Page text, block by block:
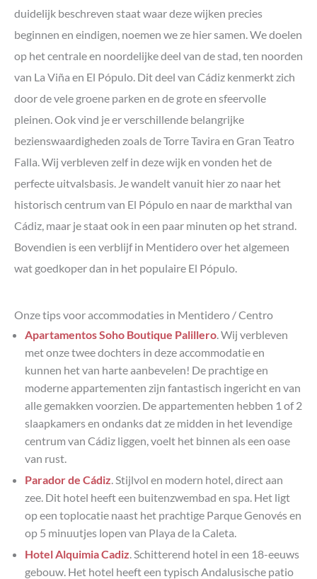
duidelijk beschreven staat waar deze wijken precies
beginnen en eindigen, noemen we ze hier samen. We doelen
op het centrale en noordelijke deel van de stad, ten noorden
van La Viña en El Pópulo. Dit deel van Cádiz kenmerkt zich
door de vele groene parken en de grote en sfeervolle
pleinen. Ook vind je er verschillende belangrijke
bezienswaardigheden zoals de Torre Tavira en Gran Teatro
Falla. Wij verbleven zelf in deze wijk en vonden het de
perfecte uitvalsbasis. Je wandelt vanuit hier zo naar het
historisch centrum van El Pópulo en naar de markthal van
Cádiz, maar je staat ook in een paar minuten op het strand.
Bovendien is een verblijf in Mentidero over het algemeen
wat goedkoper dan in het populaire El Pópulo.
Onze tips voor accommodaties in Mentidero / Centro
Apartamentos Soho Boutique Palillero . Wij verbleven
met onze twee dochters in deze accommodatie en
kunnen het van harte aanbevelen! De prachtige en
moderne appartementen zijn fantastisch ingericht en van
alle gemakken voorzien. De appartementen hebben 1 of 2
slaapkamers en ondanks dat ze midden in het levendige
centrum van Cádiz liggen, voelt het binnen als een oase
van rust.
Parador de Cádiz . Stijlvol en modern hotel, direct aan
zee. Dit hotel heeft een buitenzwembad en spa. Het ligt
op een toplocatie naast het prachtige Parque Genovés en
op 5 minuutjes lopen van Playa de la Caleta.
Hotel Alquimia Cadiz . Schitterend hotel in een 18-eeuws
gebouw. Het hotel heeft een typisch Andalusische patio